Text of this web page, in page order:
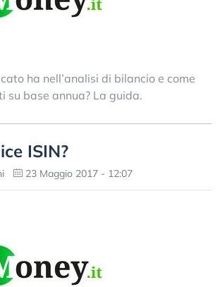
ha nell’analisi di bilancio e come
su base annua? La guida.
ISIN?
23 Maggio 2017 - 12:07